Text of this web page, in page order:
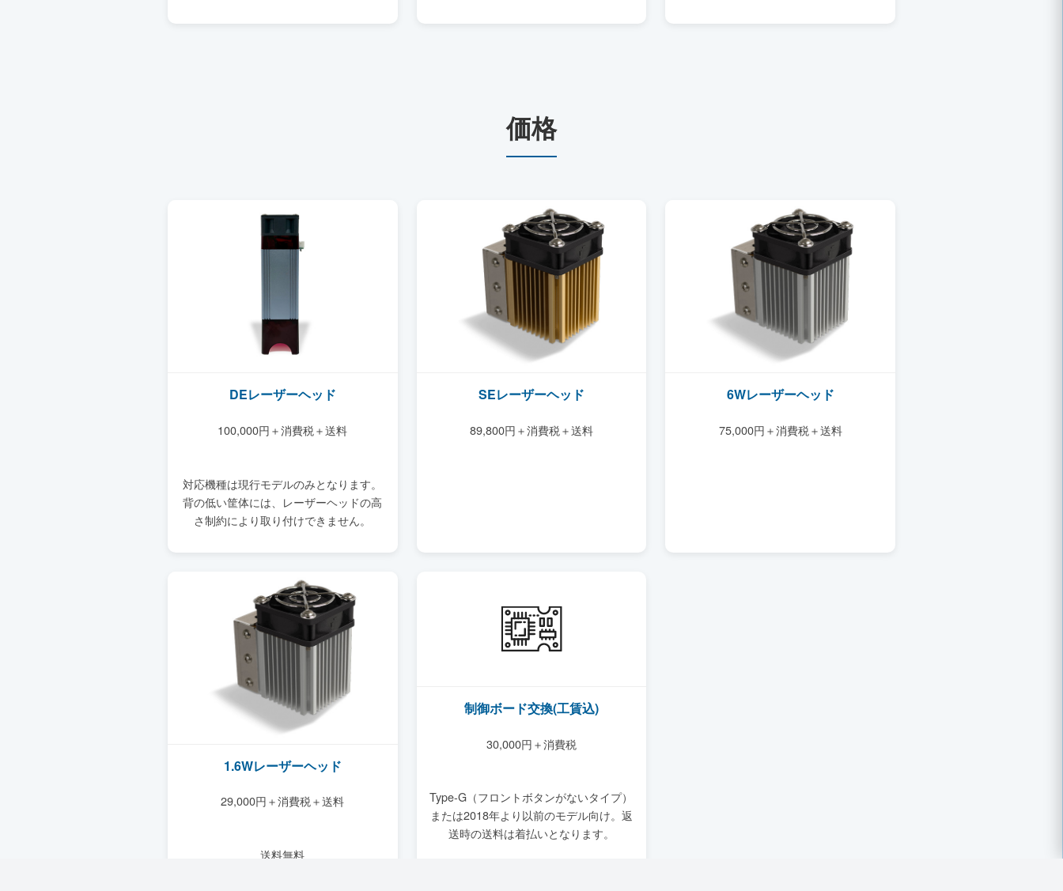
価格
DEレーザーヘッド
100,000円＋消費税＋送料
対応機種は現行モデルのみとなります。
背の低い筐体には、レーザーヘッドの高
さ制約により取り付けできません。
SEレーザーヘッド
89,800円＋消費税＋送料
6Wレーザーヘッド
75,000円＋消費税＋送料
1.6Wレーザーヘッド
29,000円＋消費税＋送料
送料無料
制御ボード交換(工賃込)
30,000円＋消費税
Type-G（フロントボタンがないタイプ）
または2018年より以前のモデル向け。返
送時の送料は着払いとなります。